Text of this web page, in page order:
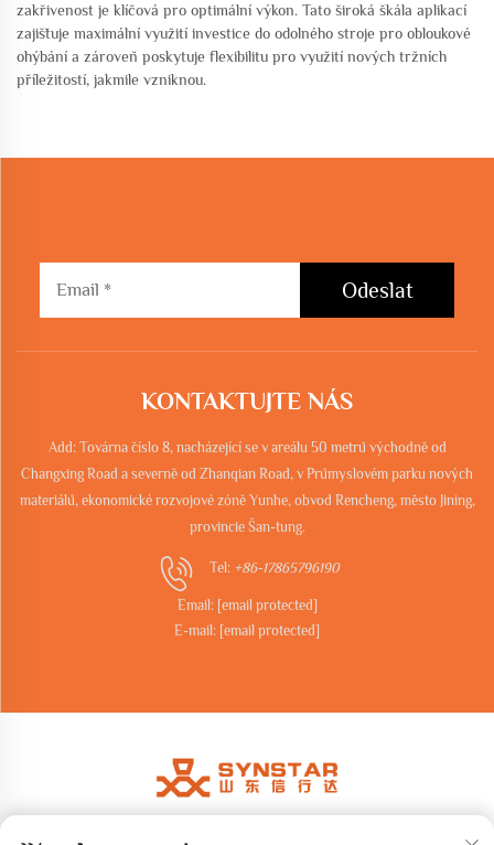
zakřivenost je klíčová pro optimální výkon. Tato široká škála aplikací
zajišťuje maximální využití investice do odolného stroje pro obloukové
ohýbání a zároveň poskytuje flexibilitu pro využití nových tržních
příležitostí, jakmile vzniknou.
Odeslat
KONTAKTUJTE NÁS
Add: Továrna číslo 8, nacházející se v areálu 50 metrů východně od
Changxing Road a severně od Zhanqian Road, v Průmyslovém parku nových
materiálů, ekonomické rozvojové zóně Yunhe, obvod Rencheng, město Jining,
provincie Šan-tung.
Tel: +86-17865796190
Email: [email protected]
E-mail: [email protected]